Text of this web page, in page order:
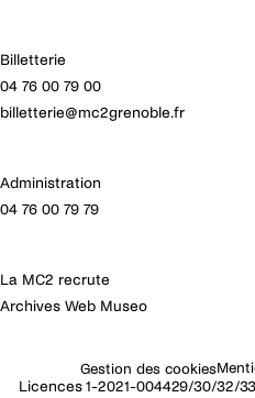
les Cookies !
avant de vous déranger, mais on
pendant votre visite...
'Préférences de cookies' situé dans
Statistiques et mesure d'audience
Billetterie
04 76 00 79 00
billetterie@mc2grenoble.fr
Administration
04 76 00 79 79
La MC2 recrute
Archives Web Museo
Gestion des cookies
Licences 1-2021-004429/30/32/